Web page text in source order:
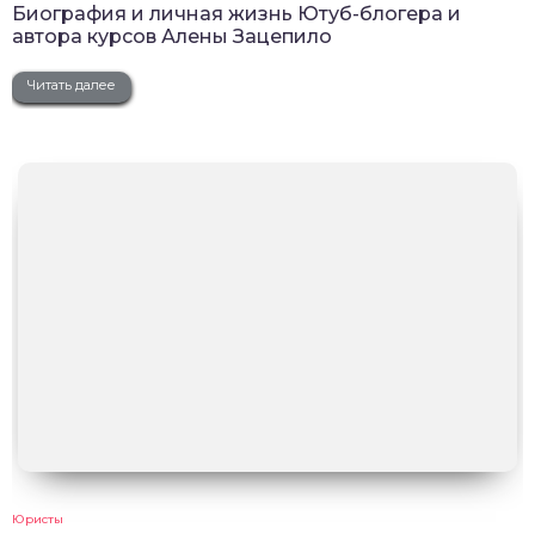
Биография и личная жизнь Ютуб-блогера и
автора курсов Алены Зацепило
Читать далее
Юристы